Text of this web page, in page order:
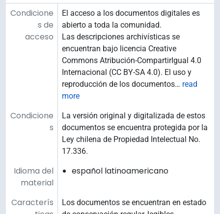
Condicione
s de
acceso
El acceso a los documentos digitales es
abierto a toda la comunidad.
Las descripciones archivísticas se
encuentran bajo licencia Creative
Commons Atribución-CompartirIgual 4.0
Internacional (CC BY-SA 4.0). El uso y
reproducción de los documentos… read
more
Condicione
s
La versión original y digitalizada de estos
documentos se encuentra protegida por la
Ley chilena de Propiedad Intelectual No.
17.336.
Idioma del
material
español latinoamericano
Caracterís
Los documentos se encuentran en estado